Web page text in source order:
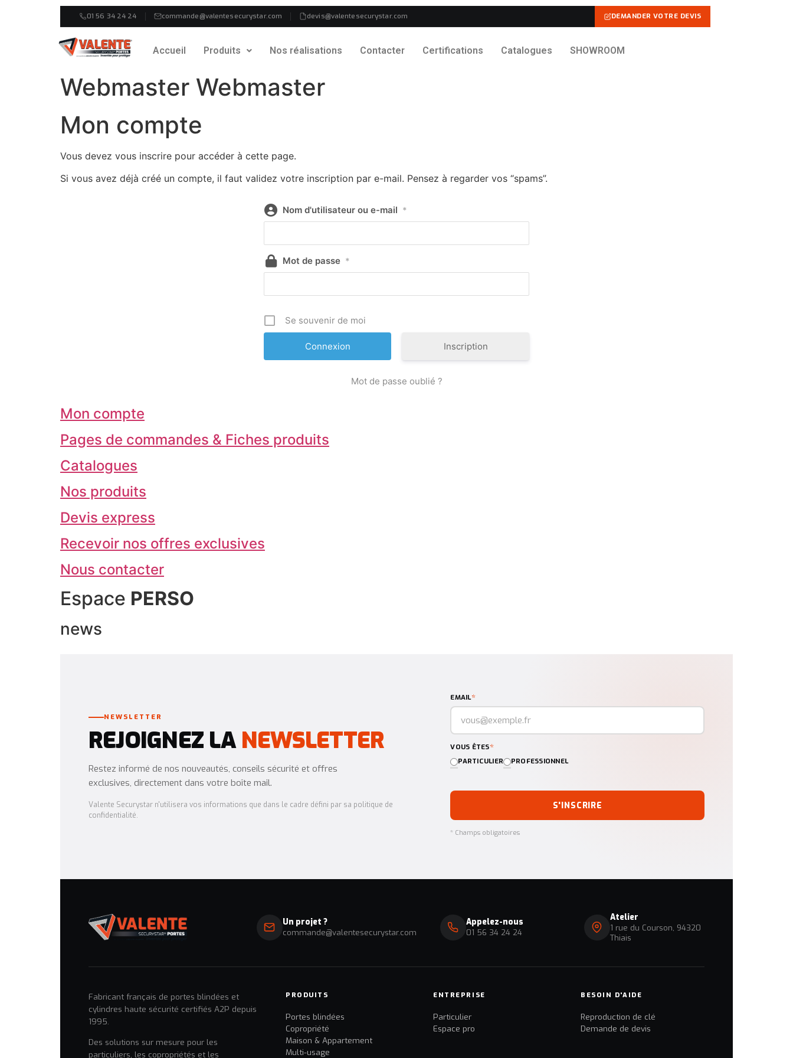
01 56 34 24 24 commande@valentesecurystar.com devis@valentesecurystar.com DEMANDER VOTRE DEVIS
Accueil Produits Nos réalisations Contacter Certifications Catalogues SHOWROOM
Webmaster Webmaster
Mon compte
Vous devez vous inscrire pour accéder à cette page.
Si vous avez déjà créé un compte, il faut validez votre inscription par e-mail. Pensez à regarder vos “spams”.
Nom d'utilisateur ou e-mail *
Mot de passe *
Se souvenir de moi
Inscription
Mot de passe oublié ?
Mon compte
Pages de commandes & Fiches produits
Catalogues
Nos produits
Devis express
Recevoir nos offres exclusives
Nous contacter
Espace PERSO
news
NEWSLETTER
REJOIGNEZ LANEWSLETTER
Restez informé de nos nouveautés, conseils sécurité et offres
exclusives, directement dans votre boîte mail.
Valente Securystar n'utilisera vos informations que dans le cadre défini par sa politique de
confidentialité.
EMAIL*
VOUS ÊTES*
PARTICULIER PROFESSIONNEL
S'INSCRIRE
* Champs obligatoires
Un projet ?
commande@valentesecurystar.com
Appelez-nous
01 56 34 24 24
Atelier
1 rue du Courson, 94320
Thiais
Fabricant français de portes blindées et
cylindres haute sécurité certifiés A2P depuis
1995.
Des solutions sur mesure pour les
particuliers, les copropriétés et les
PRODUITS
Portes blindées
Copropriété
Maison & Appartement
Multi-usage
ENTREPRISE
Particulier
Espace pro
BESOIN D'AIDE
Reproduction de clé
Demande de devis